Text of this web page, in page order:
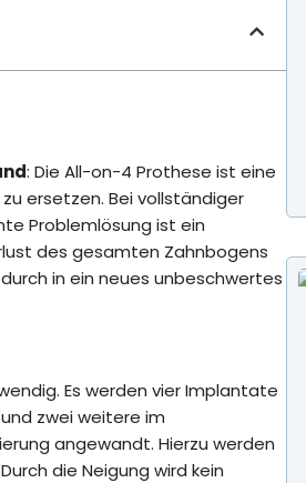
: Die All-on-4 Prothese ist eine
ersetzen. Bei vollständiger
Problemlösung ist ein
des gesamten Zahnbogens
in ein neues unbeschwertes
Es werden vier Implantate
zwei weitere im
angewandt. Hierzu werden
die Neigung wird kein